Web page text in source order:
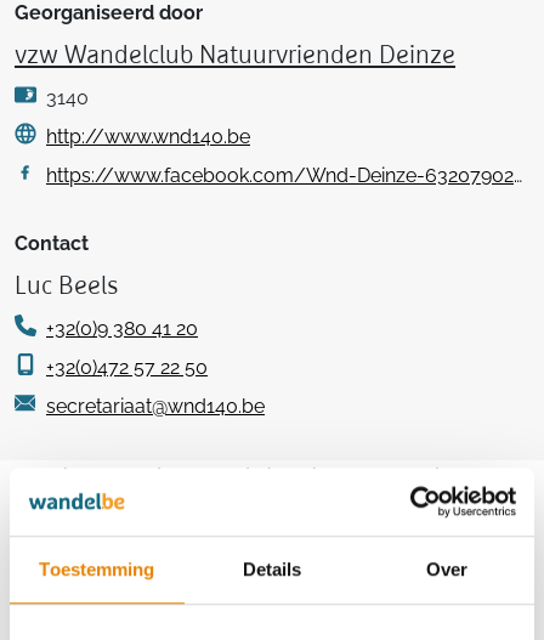
Toestemming Details Over
Georganiseerd door
vzw Wandelclub Natuurvrienden Deinze
3140
http://www.wnd140.be
https://www.facebook.com/Wnd-Deinze-632079026860259
Contact
Luc Beels
+32(0)9 380 41 20
+32(0)472 57 22 50
secretariaat@wnd140.be
Aankomende wandeltochten van deze